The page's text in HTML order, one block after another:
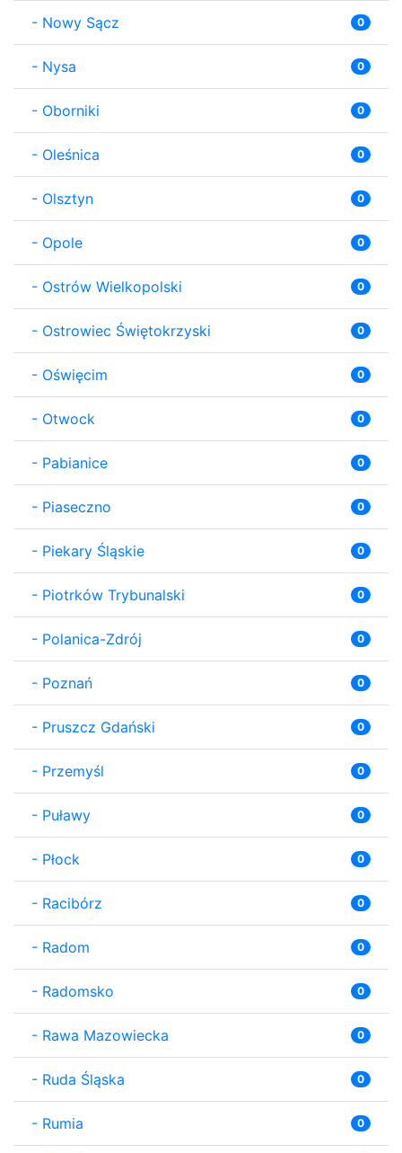
- Nowy Sącz 0
- Nysa 0
- Oborniki 0
- Oleśnica 0
- Olsztyn 0
- Opole 0
- Ostrów Wielkopolski 0
- Ostrowiec Świętokrzyski 0
- Oświęcim 0
- Otwock 0
- Pabianice 0
- Piaseczno 0
- Piekary Śląskie 0
- Piotrków Trybunalski 0
- Polanica-Zdrój 0
- Poznań 0
- Pruszcz Gdański 0
- Przemyśl 0
- Puławy 0
- Płock 0
- Racibórz 0
- Radom 0
- Radomsko 0
- Rawa Mazowiecka 0
- Ruda Śląska 0
- Rumia 0